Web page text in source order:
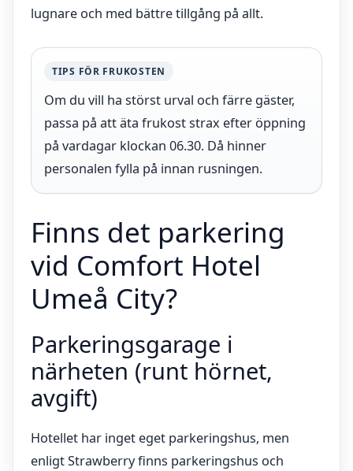
lugnare och med bättre tillgång på allt.
TIPS FÖR FRUKOSTEN
Om du vill ha störst urval och färre gäster,
passa på att äta frukost strax efter öppning
på vardagar klockan 06.30. Då hinner
personalen fylla på innan rusningen.
Finns det parkering
vid Comfort Hotel
Umeå City?
Parkeringsgarage i
närheten (runt hörnet,
avgift)
Hotellet har inget eget parkeringshus, men
enligt Strawberry finns parkeringshus och